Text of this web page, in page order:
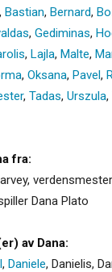
, Bastian, Bernard,
, Gediminas,
, Lajla, Malte,
, Oksana, Pavel,
, Tadas, Urszula,
fra:
Dana Plato
av Dana:
, Daniele, Danielis,